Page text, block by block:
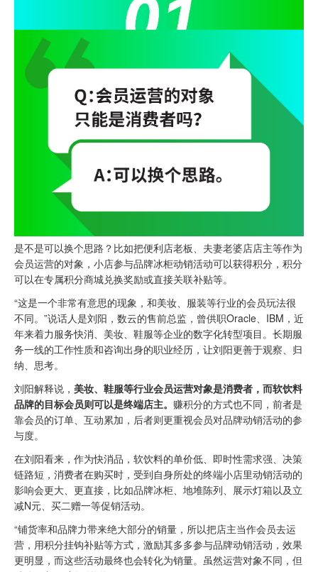
是不是可以换个思路？比如把便利店老板、夫妻老婆店店主等作为
会员运营的对象，小店参与品牌冰柜动销活动可以获得积分，积分
可以在专属积分商城兑换奖励或直接关联补贴等。
“这是一个非常有意思的现象，和美妆、服装等行业的会员玩法很
不同。”说话人是刘阳，数云的售前总监，曾供职Oracle、IBM，近
年来着力服务快消、美妆、鞋服等企业的数字化转型项目。长期服
务一线的工作性质和咨询出身的职业经历，让刘阳更善于观察、归
纳、思考。
刘阳解释说， 美妆、鞋服等行业会员运营对象是消费者，而软饮料
品牌的目标会员则可以是终端店主。 赚积分的方式也不同，前者是
靠会员的订单、互动累加，后者则更重视会员对品牌动销活动的参
与度。
在刘阳看来，作为快消品，软饮料的单价低、即时性需求强、决策
链路短，消费者在购买时，受到自身所处的终端小店里动销活动的
影响会更大、更直接，比如品牌冰柜、地堆陈列、展示灯箱以及立
减N元、买二赠一等促销活动。
“铺货率和品牌力带来绝大部分的销量，所以把店主当作会员去运
营，用积分挂钩补贴等方式，激励其多多参与品牌动销活动，效果
更明显，而这些活动最终也会转化为销量。虽然运营对象不同，但